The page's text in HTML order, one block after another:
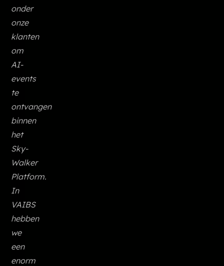
onder
onze
klanten
om
AI-
events
te
ontvangen
binnen
het
Sky-
Walker
Platform.
In
VAIBS
hebben
we
een
enorm